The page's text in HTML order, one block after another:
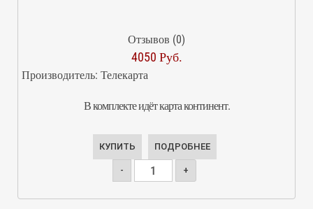
Отзывов (0)
4050 Руб.
Производитель: Телекарта
В комплекте идёт карта континент.
КУПИТЬ ПОДРОБНЕЕ
- +